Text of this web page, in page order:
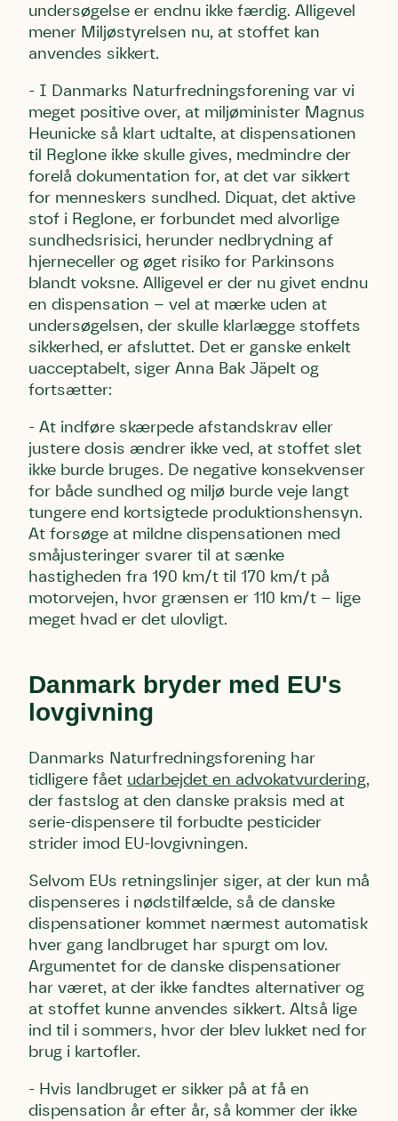
undersøgelse er endnu ikke færdig. Alligevel
mener Miljøstyrelsen nu, at stoffet kan
anvendes sikkert.
- I Danmarks Naturfredningsforening var vi
meget positive over, at miljøminister Magnus
Heunicke så klart udtalte, at dispensationen
til Reglone ikke skulle gives, medmindre der
forelå dokumentation for, at det var sikkert
for menneskers sundhed. Diquat, det aktive
stof i Reglone, er forbundet med alvorlige
sundhedsrisici, herunder nedbrydning af
hjerneceller og øget risiko for Parkinsons
blandt voksne. Alligevel er der nu givet endnu
en dispensation – vel at mærke uden at
undersøgelsen, der skulle klarlægge stoffets
sikkerhed, er afsluttet. Det er ganske enkelt
uacceptabelt, siger Anna Bak Jäpelt og
fortsætter:
- At indføre skærpede afstandskrav eller
justere dosis ændrer ikke ved, at stoffet slet
ikke burde bruges. De negative konsekvenser
for både sundhed og miljø burde veje langt
tungere end kortsigtede produktionshensyn.
At forsøge at mildne dispensationen med
småjusteringer svarer til at sænke
hastigheden fra 190 km/t til 170 km/t på
motorvejen, hvor grænsen er 110 km/t – lige
meget hvad er det ulovligt.
Danmark bryder med EU's
lovgivning
Danmarks Naturfredningsforening har
tidligere fået udarbejdet en advokatvurdering,
der fastslog at den danske praksis med at
serie-dispensere til forbudte pesticider
strider imod EU-lovgivningen.
Selvom EUs retningslinjer siger, at der kun må
dispenseres i nødstilfælde, så de danske
dispensationer kommet nærmest automatisk
hver gang landbruget har spurgt om lov.
Argumentet for de danske dispensationer
har været, at der ikke fandtes alternativer og
at stoffet kunne anvendes sikkert. Altså lige
ind til i sommers, hvor der blev lukket ned for
brug i kartofler.
- Hvis landbruget er sikker på at få en
dispensation år efter år, så kommer der ikke
Du skriver under på
Linie 1
Test
Hjørring
Linie 2
underskriftindsamlinger og andre støttemuligheder. Jeg
kan til enhver tid tilbagekalde dette samtykke ved at
kontakte persondata@dn.dk
Skriv under nu
Du skriver under på
Første punkt
Endelig er kvashegnet også et godt
hjem for jordhumle, der nok er den
mest kendte af de danske humlebiarter.
Den store humlebi – eller brumbasse
som mange kalder den.
Andet punkt
Humlebier bestøver effektivt blomster
og afgrøder i din have.
underskriftindsamlinger og andre støttemuligheder. Jeg
kan til enhver tid tilbagekalde dette samtykke ved at
kontakte persondata@dn.dk
Skriv under nu
Du skriver under på
Storken tilbage til Kolding
underskriftindsamlinger og andre støttemuligheder. Jeg
kan til enhver tid tilbagekalde dette samtykke ved at
kontakte persondata@dn.dk
Skriv under nu